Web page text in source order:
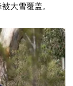
大雪覆盖。